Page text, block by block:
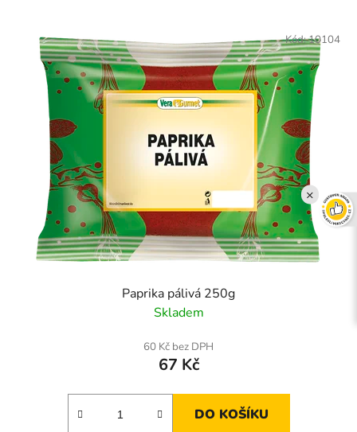
×
Paprika pálivá 250g
Skladem
60 Kč bez DPH
67 Kč
DO KOŠÍKU
Kód:10104